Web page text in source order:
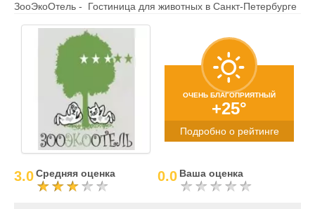
ЗооЭкоОтель - Гостиница для животных в Санкт-Петербурге
ОЧЕНЬ БЛАГОПРИЯТНЫЙ
+25°
Подробно о рейтинге
3.0Средняя оценка 0.0 Ваша оценка